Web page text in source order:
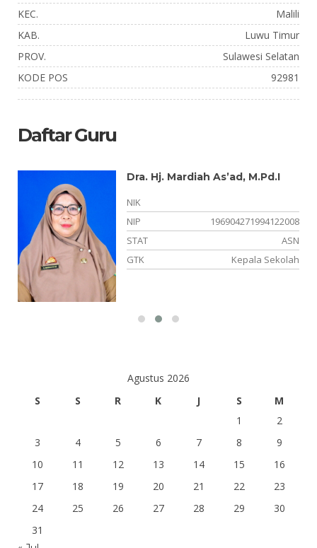
KEC.
Malili
KAB.
Luwu Timur
PROV.
Sulawesi Selatan
KODE POS
92981
Daftar Guru
Dra. Hj. Mardiah As’ad, M.Pd.I
NIK
NIP
196904271994122008
STAT
ASN
GTK
Kepala Sekolah
Agustus 2026
S
S R K J S
M
1
2
3
4 5 6 7 8
9
10
11 12 13 14 15
16
17
18 19 20 21 22
23
24
25 26 27 28 29
30
31